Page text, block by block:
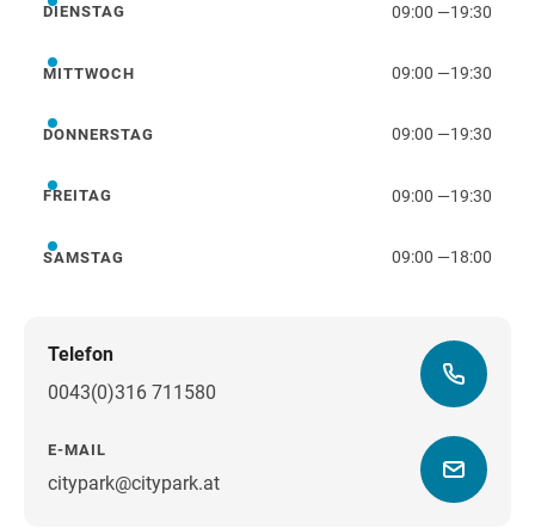
Dienstag
DIENSTAG 09:00 —19:30
Mittwoch
MITTWOCH 09:00 —19:30
Donnerstag
DONNERSTAG 09:00 —19:30
Freitag
FREITAG 09:00 —19:30
Samstag
SAMSTAG 09:00 —18:00
Telefon
0043(0)316 711580
E-MAIL
citypark@citypark.atWegbeschreibung